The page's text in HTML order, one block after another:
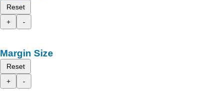
Reset
+
-
Margin Size
Reset
+
-